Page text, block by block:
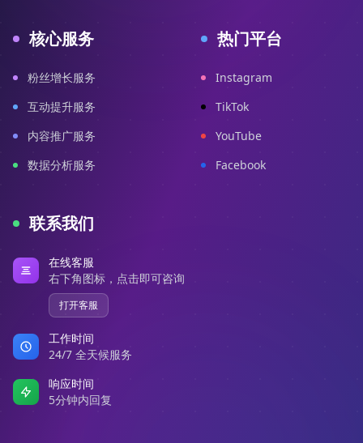
核心服务
粉丝增长服务
互动提升服务
内容推广服务
数据分析服务
热门平台
Instagram
TikTok
YouTube
Facebook
联系我们
在线客服
右下角图标，点击即可咨询
打开客服
工作时间
24/7 全天候服务
响应时间
5分钟内回复